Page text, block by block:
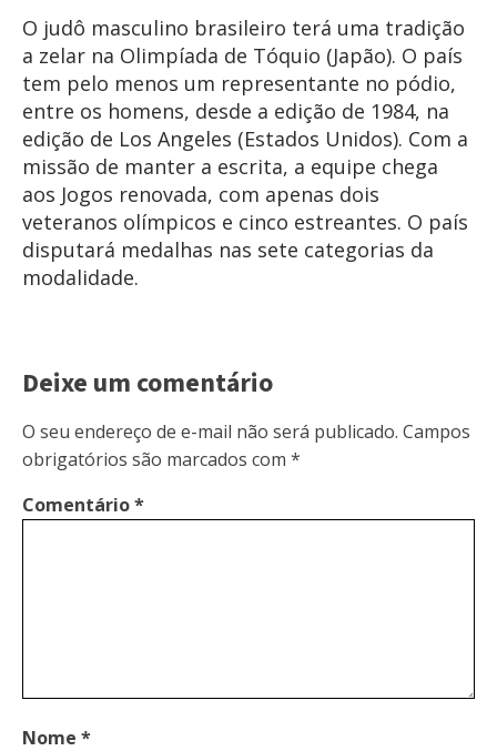
O judô masculino brasileiro terá uma tradição
a zelar na Olimpíada de Tóquio (Japão). O país
tem pelo menos um representante no pódio,
entre os homens, desde a edição de 1984, na
edição de Los Angeles (Estados Unidos). Com a
missão de manter a escrita, a equipe chega
aos Jogos renovada, com apenas dois
veteranos olímpicos e cinco estreantes. O país
disputará medalhas nas sete categorias da
modalidade.
Deixe um comentário
O seu endereço de e-mail não será publicado. Campos
obrigatórios são marcados com *
Comentário*
Nome *